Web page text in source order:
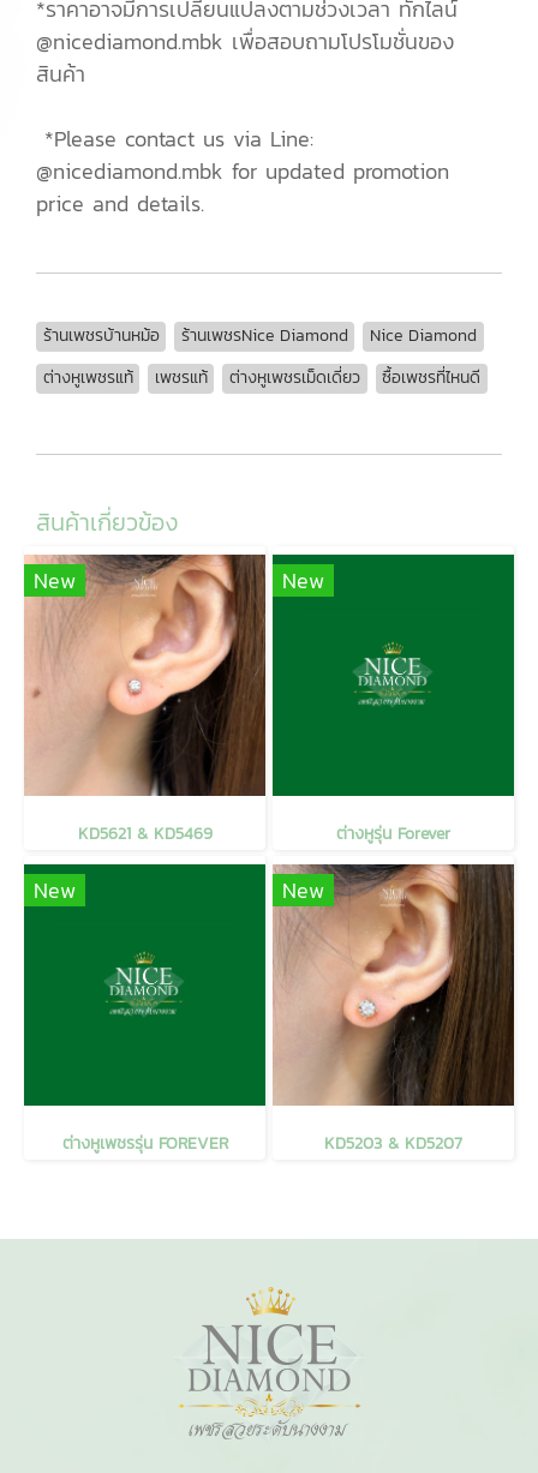
*ราคาอาจมีการเปลี่ยนแปลงตามช่วงเวลา ทักไลน์
@nicediamond.mbk เพื่อสอบถามโปรโมชั่นของ
สินค้า
*Please contact us via Line:
@nicediamond.mbk for updated promotion
price and details.
ร้านเพชรบ้านหม้อ ร้านเพชรNice Diamond
Nice Diamond
ต่างหูเพชรแท้
เพชรแท้ ต่างหูเพชรเม็ดเดี่ยว ซื้อเพชรที่ไหนดี
สินค้าเกี่ยวข้อง
New
KD5621 & KD5469
New
ต่างหูรุ่น Forever
New
ต่างหูเพชรรุ่น FOREVER
New
KD5203 & KD5207